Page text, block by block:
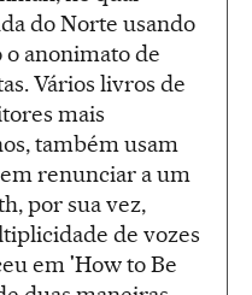
do Norte usando
anonimato de
Vários livros de
mais
também usam
renunciar a um
por sua vez,
de vozes
em 'How to Be